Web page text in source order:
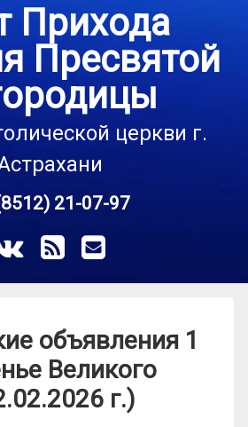
Прихода
Пресвятой
церкви г.
21-07-97
ВКонтакте
RSS E-mail
объявления 1
Великого
г.)